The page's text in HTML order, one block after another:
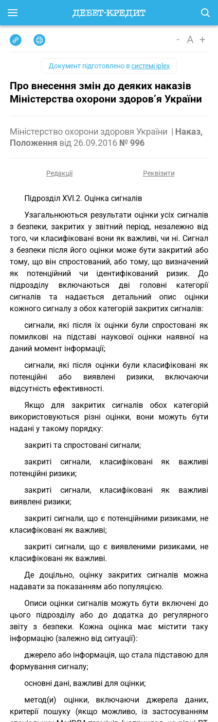
- A +
Документ підготовлено всистемі iplex
Про внесення змін до деяких наказів
Міністерства охорони здоров’я України
Міністерство охорони здоровя України | Наказ,
Положення від 26.09.2016 № 996
Редакції Реквізити
Підрозділ XVI.2. Оцінка сигналів
Узагальнюються результати оцінки усіх сигналів
з безпеки, закритих у звітний період, незалежно від
того, чи класифіковані вони як важливі, чи ні. Сигнал
з безпеки після його оцінки може бути закритий або
тому, що він спростований, або тому, що визначений
як потенційний чи ідентифікований ризик. До
підрозділу включаються дві головні категорії
сигналів та надається детальний опис оцінки
кожного сигналу з обох категорій закритих сигналів:
сигнали, які після їх оцінки були спростовані як
помилкові на підставі наукової оцінки наявної на
даний момент інформації;
сигнали, які після оцінки були класифіковані як
потенційні або виявлені ризики, включаючи
відсутність ефективності.
Якщо для закритих сигналів обох категорій
використовуються різні оцінки, вони можуть бути
надані у такому порядку:
закриті та спростовані сигнали;
закриті сигнали, класифіковані як важливі
потенційні ризики;
закриті сигнали, класифіковані як важливі
виявлені ризики;
закриті сигнали, що є потенційними ризиками, не
класифіковані як важливі;
закриті сигнали, що є виявленими ризиками, не
класифіковані як важливі.
Де доцільно, оцінку закритих сигналів можна
надавати за показанням або популяцією.
Описи оцінки сигналів можуть бути включені до
цього підрозділу або до додатка до регулярного
звіту з безпеки. Кожна оцінка має містити таку
інформацію (залежно від ситуації):
джерело або інформація, що стала підставою для
формування сигналу;
основні дані, важливі для оцінки;
метод(и) оцінки, включаючи джерела даних,
критерії пошуку (якщо можливо, із застосуванням